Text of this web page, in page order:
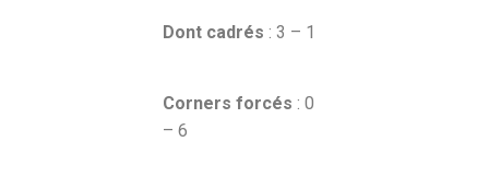
Dont cadrés : 3 – 1
Corners forcés : 0
– 6